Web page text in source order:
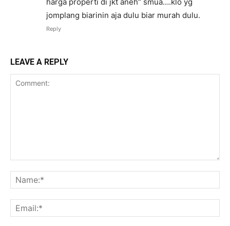
jomplang biarinin aja dulu biar murah dulu.
Reply
LEAVE A REPLY